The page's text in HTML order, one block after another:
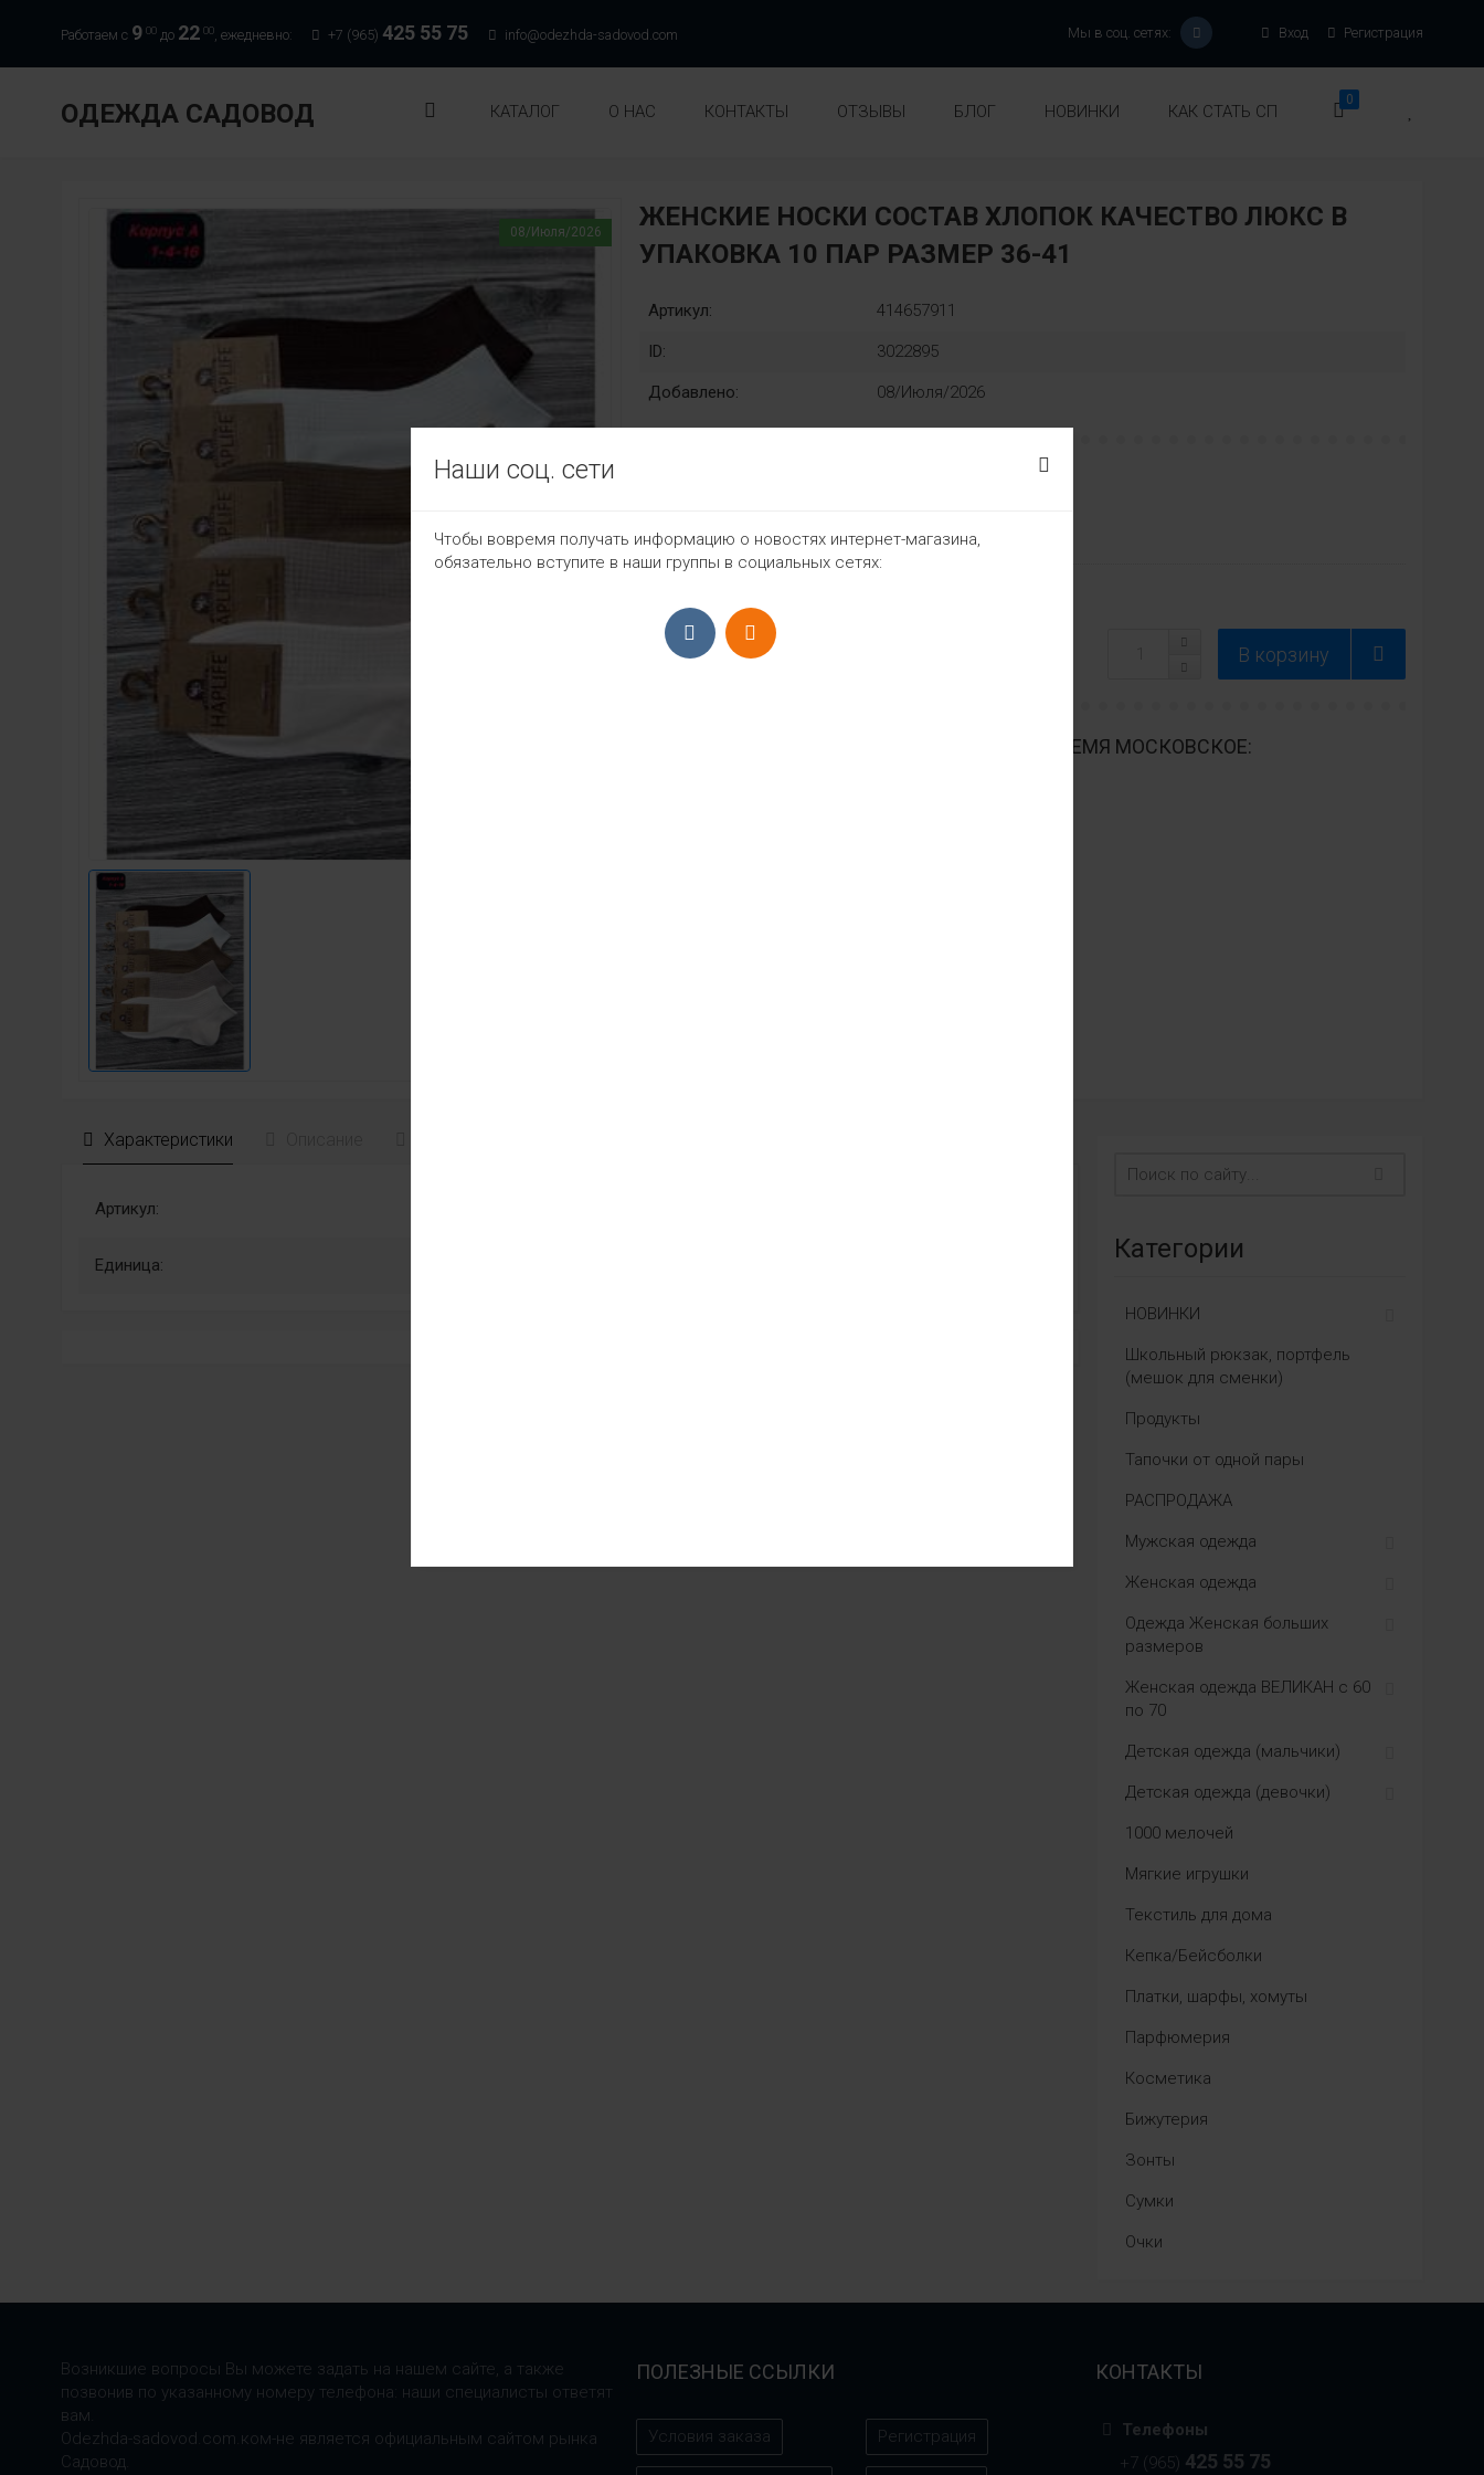
Работаем с 9 00 до 22 00, ежедневно: +7 (965) 425 55 75 info@odezhda-sadovod.com Вход Регистрация
Мы в соц. сетях:
ОДЕЖДА САДОВОД КАТАЛОГ О НАС КОНТАКТЫ ОТЗЫВЫ БЛОГ НОВИНКИ КАК СТАТЬ СП
0
08/Июля/2026
ЖЕНСКИЕ НОСКИ СОСТАВ ХЛОПОК КАЧЕСТВО ЛЮКС В
УПАКОВКА 10 ПАР РАЗМЕР 36-41
Артикул: 414657911
ID: 3022895
Добавлено: 08/Июля/2026
466₽
ПРИЁМ ЗАКАЗОВ С 9:00-22:00, ЕЖЕДНЕВНО ВРЕМЯ МОСКОВСКОЕ:
Характеристики
Артикул:
Единица:
Категории
НОВИНКИ
Школьный рюкзак, портфель
(мешок для сменки)
Продукты
Тапочки от одной пары
РАСПРОДАЖА
Мужская одежда
Женская одежда
Одежда Женская больших
размеров
Женская одежда ВЕЛИКАН с 60
по 70
Детская одежда (мальчики)
Детская одежда (девочки)
1000 мелочей
Мягкие игрушки
Текстиль для дома
Кепка/Бейсболки
Платки, шарфы, хомуты
Парфюмерия
Косметика
Бижутерия
Зонты
Сумки
Очки
Возникшие вопросы Вы можете задать на нашем сайте, а также
позвонив по указанному номеру телефона: наши специалисты ответят
вам.
Odezhda-sadovod.com.ком-не является официальным сайтом рынка
Садовод.
ПОЛЕЗНЫЕ ССЫЛКИ
Условия заказа Регистрация
КОНТАКТЫ
Телефоны
+7 (965) 425 55 75
Наши соц. сети
Чтобы вовремя получать информацию о новостях интернет-магазина,
обязательно вступите в наши группы в социальных сетях: